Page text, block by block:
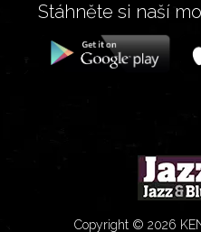
Stáhněte si naší
Copyright © 2026